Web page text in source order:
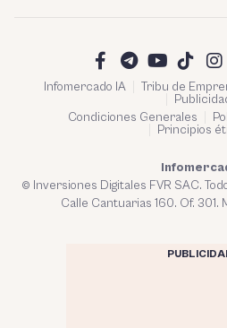
Infomercado IA Tribu de
Condiciones Generales
Principios
© Inversiones Digitales FVR SAC.
Calle Cantuarias 160. Of. 301.